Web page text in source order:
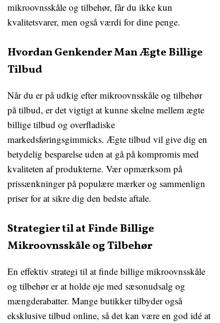
mikroovnsskåle og tilbehør, får du ikke kun
kvalitetsvarer, men også værdi for dine penge.
Hvordan Genkender Man Ægte Billige
Tilbud
Når du er på udkig efter mikroovnsskåle og tilbehør
på tilbud, er det vigtigt at kunne skelne mellem ægte
billige tilbud og overfladiske
markedsføringsgimmicks. Ægte tilbud vil give dig en
betydelig besparelse uden at gå på kompromis med
kvaliteten af produkterne. Vær opmærksom på
prissænkninger på populære mærker og sammenlign
priser for at sikre dig den bedste aftale.
Strategier til at Finde Billige
Mikroovnsskåle og Tilbehør
En effektiv strategi til at finde billige mikroovnsskåle
og tilbehør er at holde øje med sæsonudsalg og
mængderabatter. Mange butikker tilbyder også
eksklusive tilbud online, så det kan være en god idé at